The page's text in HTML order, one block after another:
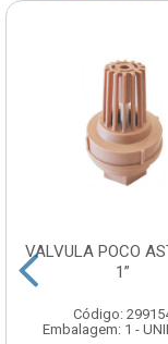
VALVULA POCO
1”
Código:
Embalagem: 1 -